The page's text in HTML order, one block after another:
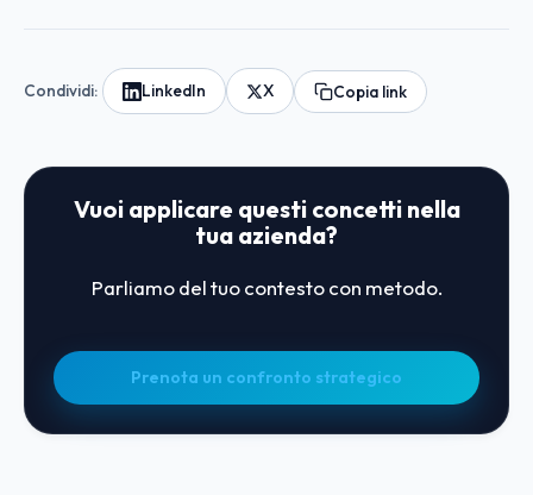
Condividi: LinkedIn X Copia link
Vuoi applicare questi concetti nella
tua azienda?
Parliamo del tuo contesto con metodo.
Prenota un confronto strategico